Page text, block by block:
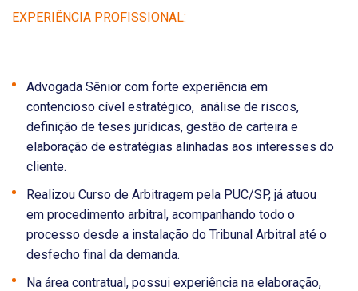
EXPERIÊNCIA PROFISSIONAL:
Advogada Sênior com forte experiência em
contencioso cível estratégico, análise de riscos,
definição de teses jurídicas, gestão de carteira e
elaboração de estratégias alinhadas aos interesses do
cliente.
Realizou Curso de Arbitragem pela PUC/SP, já atuou
em procedimento arbitral, acompanhando todo o
processo desde a instalação do Tribunal Arbitral até o
desfecho final da demanda.
Na área contratual, possui experiência na elaboração,